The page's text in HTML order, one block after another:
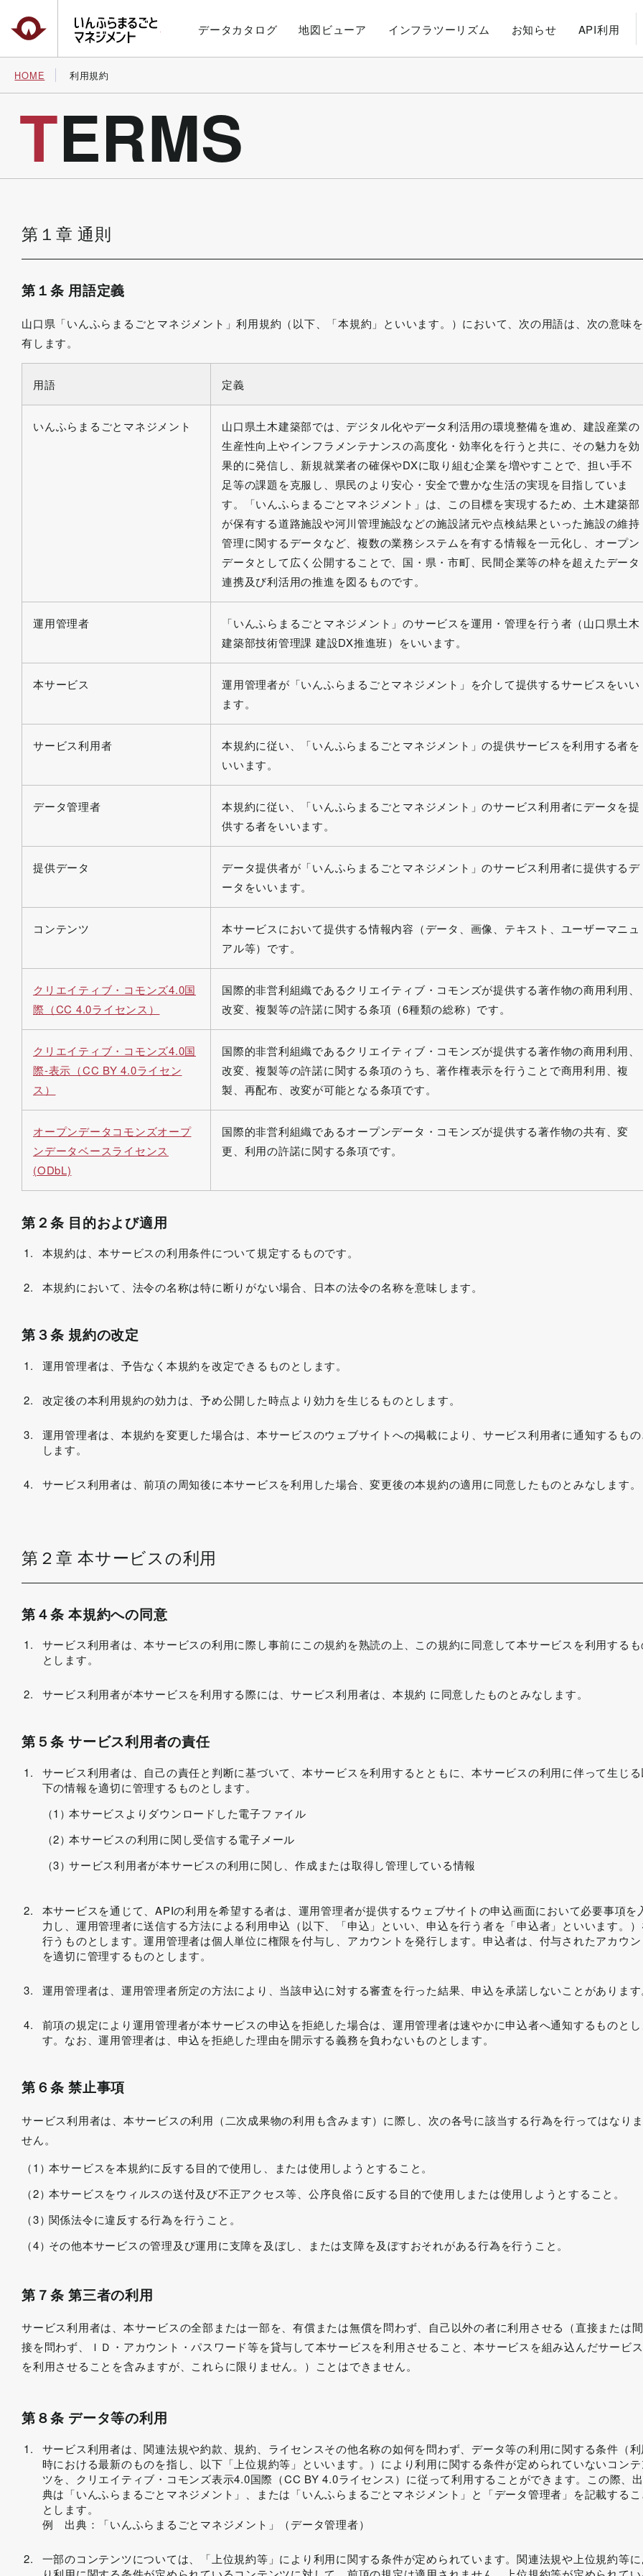
いんふらまるごとマネジメント
データカタログ 地図ビューア インフラツーリズム お知らせ API利用
HOME 利用規約
TERMS
第１章 通則
第１条 用語定義
山口県「いんふらまるごとマネジメント」利用規約（以下、「本規約」といいます。）において、次の用語は、次の意味を
有します。
用語 定義
いんふらまるごとマネジメント
山口県土木建築部では、デジタル化やデータ利活用の環境整備を進め、建設産業の
生産性向上やインフラメンテナンスの高度化・効率化を行うと共に、その魅力を効
果的に発信し、新規就業者の確保やDXに取り組む企業を増やすことで、担い手不
足等の課題を克服し、県民のより安心・安全で豊かな生活の実現を目指していま
す。「いんふらまるごとマネジメント」は、この目標を実現するため、土木建築部
が保有する道路施設や河川管理施設などの施設諸元や点検結果といった施設の維持
管理に関するデータなど、複数の業務システムを有する情報を一元化し、オープン
データとして広く公開することで、国・県・市町、民間企業等の枠を超えたデータ
連携及び利活用の推進を図るものです。
運用管理者
「いんふらまるごとマネジメント」のサービスを運用・管理を行う者（山口県土木
建築部技術管理課 建設DX推進班）をいいます。
本サービス
運用管理者が「いんふらまるごとマネジメント」を介して提供するサービスをいい
ます。
サービス利用者
本規約に従い、「いんふらまるごとマネジメント」の提供サービスを利用する者を
いいます。
データ管理者
本規約に従い、「いんふらまるごとマネジメント」のサービス利用者にデータを提
供する者をいいます。
提供データ
データ提供者が「いんふらまるごとマネジメント」のサービス利用者に提供するデ
ータをいいます。
コンテンツ
本サービスにおいて提供する情報内容（データ、画像、テキスト、ユーザーマニュ
アル等）です。
クリエイティブ・コモンズ4.0国
際（CC 4.0ライセンス）
国際的非営利組織であるクリエイティブ・コモンズが提供する著作物の商用利用、
改変、複製等の許諾に関する条項（6種類の総称）です。
クリエイティブ・コモンズ4.0国
際-表示（CC BY 4.0ライセン
ス）
国際的非営利組織であるクリエイティブ・コモンズが提供する著作物の商用利用、
改変、複製等の許諾に関する条項のうち、著作権表示を行うことで商用利用、複
製、再配布、改変が可能となる条項です。
オープンデータコモンズオープ
ンデータベースライセンス
(ODbL)
国際的非営利組織であるオープンデータ・コモンズが提供する著作物の共有、変
更、利用の許諾に関する条項です。
第２条 目的および適用
本規約は、本サービスの利用条件について規定するものです。
本規約において、法令の名称は特に断りがない場合、日本の法令の名称を意味します。
第３条 規約の改定
運用管理者は、予告なく本規約を改定できるものとします。
改定後の本利用規約の効力は、予め公開した時点より効力を生じるものとします。
運用管理者は、本規約を変更した場合は、本サービスのウェブサイトへの掲載により、サービス利用者に通知するも
します。
サービス利用者は、前項の周知後に本サービスを利用した場合、変更後の本規約の適用に同意したものとみなします。
第２章 本サービスの利用
第４条 本規約への同意
サービス利用者は、本サービスの利用に際し事前にこの規約を熟読の上、この規約に同意して本サービスを利用する
とします。
サービス利用者が本サービスを利用する際には、サービス利用者は、本規約 に同意したものとみなします。
第５条 サービス利用者の責任
サービス利用者は、自己の責任と判断に基づいて、本サービスを利用するとともに、本サービスの利用に伴って生じ
下の情報を適切に管理するものとします。
本サービスよりダウンロードした電子ファイル
本サービスの利用に関し受信する電子メール
サービス利用者が本サービスの利用に関し、作成または取得し管理している情報
本サービスを通じて、APIの利用を希望する者は、運用管理者が提供するウェブサイトの申込画面において必要事項を
力し、運用管理者に送信する方法による利用申込（以下、「申込」といい、申込を行う者を「申込者」といいます。
行うものとします。運用管理者は個人単位に権限を付与し、アカウントを発行します。申込者は、付与されたアカウ
を適切に管理するものとします。
運用管理者は、運用管理者所定の方法により、当該申込に対する審査を行った結果、申込を承諾しないことがありま
前項の規定により運用管理者が本サービスの申込を拒絶した場合は、運用管理者は速やかに申込者へ通知するものと
す。なお、運用管理者は、申込を拒絶した理由を開示する義務を負わないものとします。
第６条 禁止事項
サービス利用者は、本サービスの利用（二次成果物の利用も含みます）に際し、次の各号に該当する行為を行ってはなりま
せん。
本サービスを本規約に反する目的で使用し、または使用しようとすること。
本サービスをウィルスの送付及び不正アクセス等、公序良俗に反する目的で使用しまたは使用しようとすること。
関係法令に違反する行為を行うこと。
その他本サービスの管理及び運用に支障を及ぼし、または支障を及ぼすおそれがある行為を行うこと。
第７条 第三者の利用
サービス利用者は、本サービスの全部または一部を、有償または無償を問わず、自己以外の者に利用させる（直接または間
接を問わず、ＩＤ・アカウント・パスワード等を貸与して本サービスを利用させること、本サービスを組み込んだサービス
を利用させることを含みますが、これらに限りません。）ことはできません。
第８条 データ等の利用
サービス利用者は、関連法規や約款、規約、ライセンスその他名称の如何を問わず、データ等の利用に関する条件（
時における最新のものを指し、以下「上位規約等」といいます。）により利用に関する条件が定められていないコン
ツを、クリエイティブ・コモンズ表示4.0国際（CC BY 4.0ライセンス）に従って利用することができます。この際、出
典は「いんふらまるごとマネジメント」、または「いんふらまるごとマネジメント」と「データ管理者」を記載する
とします。
例 出典：「いんふらまるごとマネジメント」（データ管理者）
一部のコンテンツについては、「上位規約等」により利用に関する条件が定められています。関連法規や上位規約等